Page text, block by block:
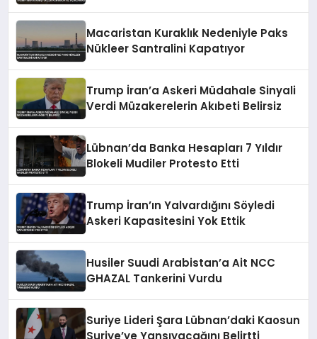
Macaristan Kuraklık Nedeniyle Paks
Nükleer Santralini Kapatıyor
Trump İran’a Askeri Müdahale Sinyali
Verdi Müzakerelerin Akıbeti Belirsiz
Lübnan’da Banka Hesapları 7 Yıldır
Blokeli Mudiler Protesto Etti
Trump İran’ın Yalvardığını Söyledi
Askeri Kapasitesini Yok Ettik
Husiler Suudi Arabistan’a Ait NCC
GHAZAL Tankerini Vurdu
Suriye Lideri Şara Lübnan’daki Kaosun
Suriye’ye Yansıyacağını Belirtti